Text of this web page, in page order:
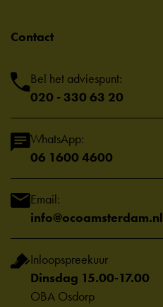
Contact
Bel het adviespunt:
020 - 330 63 20
WhatsApp:
06 1600 4600
Email:
info@ocoamsterdam.nl
Inloopspreekuur
Dinsdag 15.00-17.00
OBA Osdorp